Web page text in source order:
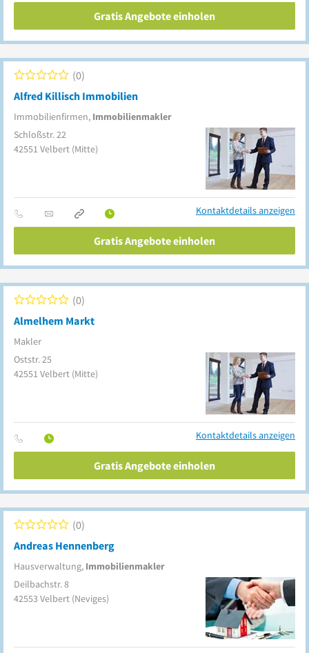
Gratis Angebote einholen
Alfred Killisch Immobilien
Immobilienfirmen, Immobilienmakler
0
Schloßstr. 22
42551 Velbert (Mitte)
Kontaktdetails anzeigen
Gratis Angebote einholen
Almelhem Markt
Makler
0
Oststr. 25
42551 Velbert (Mitte)
Kontaktdetails anzeigen
Gratis Angebote einholen
Andreas Hennenberg
Hausverwaltung, Immobilienmakler
0
Deilbachstr. 8
42553 Velbert (Neviges)